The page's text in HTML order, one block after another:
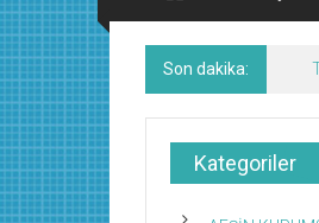
Son dakika:
Kategoriler